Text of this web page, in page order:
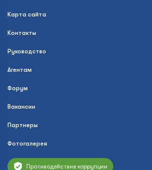
Карта сайта
Контакты
Руководство
Агентам
Форум
Вакансии
Партнеры
Фотогалерея
Противодействие коррупции